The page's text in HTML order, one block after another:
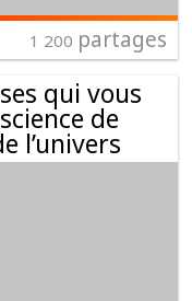
1 200 partages
qui vous
de
l’univers